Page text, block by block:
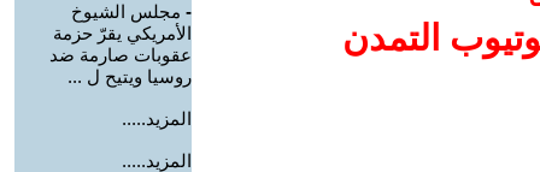
التمدن
- مجلس الشيوخ
الأمريكي يقرّ حزمة
عقوبات صارمة ضد
روسيا ويتيح ل ...
المزيد.....
المزيد.....